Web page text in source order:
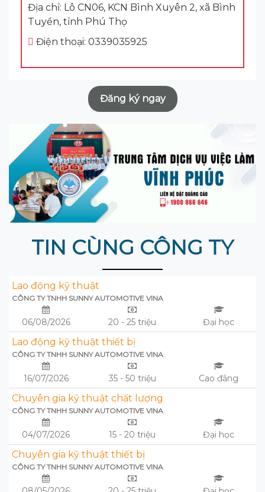
Địa chỉ: Lô CN06, KCN Bình Xuyên 2, xã Bình
Tuyền, tỉnh Phú Thọ
Điện thoại: 0339035925
Đăng ký ngay
TIN CÙNG CÔNG TY
Lao động kỹ thuật
CÔNG TY TNHH SUNNY AUTOMOTIVE VINA
06/08/2026 20 - 25 triệu Đại học
Lao động kỹ thuật thiết bị
CÔNG TY TNHH SUNNY AUTOMOTIVE VINA
16/07/2026 35 - 50 triệu Cao đẳng
Chuyên gia kỹ thuật chất lượng
CÔNG TY TNHH SUNNY AUTOMOTIVE VINA
04/07/2026 15 - 20 triệu Đại học
Chuyên gia kỹ thuật thiết bị
CÔNG TY TNHH SUNNY AUTOMOTIVE VINA